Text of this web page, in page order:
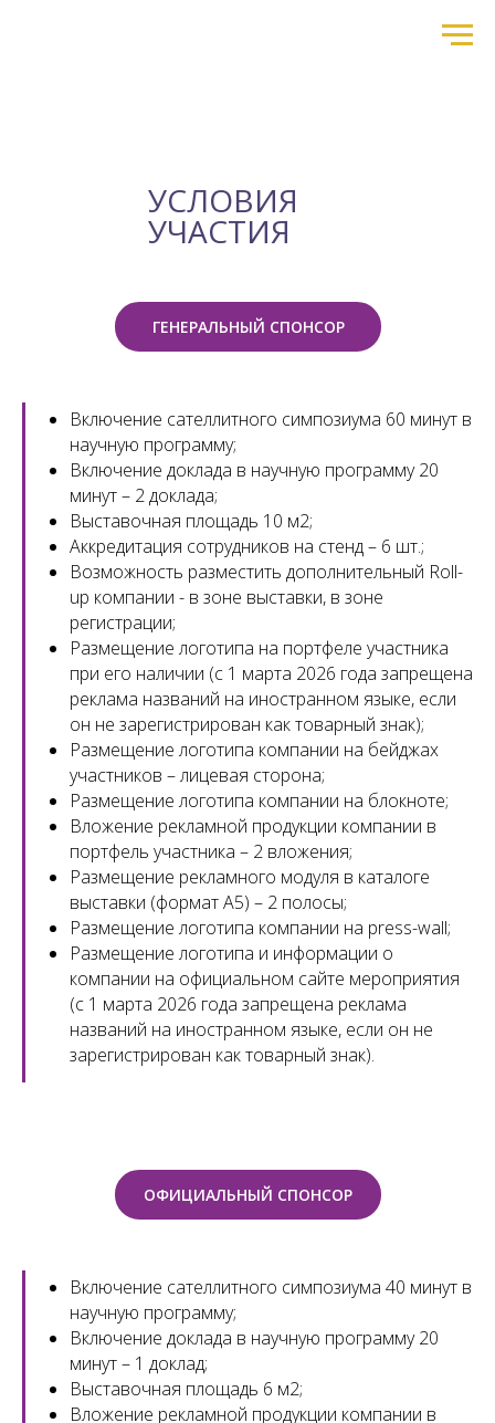
УСЛОВИЯ
УЧАСТИЯ
ГЕНЕРАЛЬНЫЙ СПОНСОР
Включение сателлитного симпозиума 60 минут в
научную программу;
Включение доклада в научную программу 20
минут – 2 доклада;
Выставочная площадь 10 м2;
Аккредитация сотрудников на стенд – 6 шт.;
Возможность разместить дополнительный Roll-
up компании - в зоне выставки, в зоне
регистрации;
Размещение логотипа на портфеле участника
при его наличии (с 1 марта 2026 года запрещена
реклама названий на иностранном языке, если
он не зарегистрирован как товарный знак);
Размещение логотипа компании на бейджах
участников – лицевая сторона;
Размещение логотипа компании на блокноте;
Вложение рекламной продукции компании в
портфель участника – 2 вложения;
Размещение рекламного модуля в каталоге
выставки (формат А5) – 2 полосы;
Размещение логотипа компании на press-wall;
Размещение логотипа и информации о
компании на официальном сайте мероприятия
(с 1 марта 2026 года запрещена реклама
названий на иностранном языке, если он не
зарегистрирован как товарный знак).
ОФИЦИАЛЬНЫЙ СПОНСОР
Включение сателлитного симпозиума 40 минут в
научную программу;
Включение доклада в научную программу 20
минут – 1 доклад;
Выставочная площадь 6 м2;
Вложение рекламной продукции компании в